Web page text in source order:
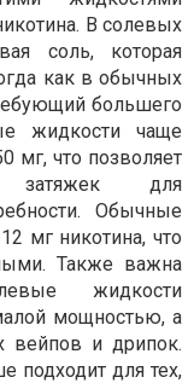
В солевых
соль, которая
как в обычных
большего
жидкости чаще
мг, что позволяет
затяжек для
Обычные
мг никотина, что
Также важна
жидкости
мощностью, а
вейпов и дрипок.
подходит для тех,